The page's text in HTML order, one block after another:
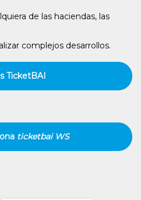
de las haciendas, las
complejos desarrollos.
TicketBAI
ticketbai WS